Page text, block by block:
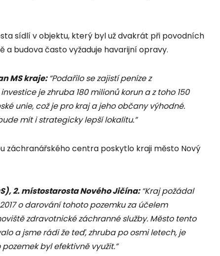
sídlí v objektu, který byl už dvakrát při povodních
a budova často vyžaduje havarijní opravy.
MS kraje:“Podařilo se zajistí peníze z
je zhruba 180 milionů korun a z toho 150
unie, což je pro kraj a jeho občany výhodné.
mít i strategicky lepší lokalitu.”
záchranářského centra poskytlo kraji město Nový
2. místostarosta Nového Jičína:“Kraj požádal
o darování tohoto pozemku za účelem
zdravotnické záchranné služby. Město tento
a jsme rádi že teď, zhruba po osmi letech, je
byl efektivně využit.”